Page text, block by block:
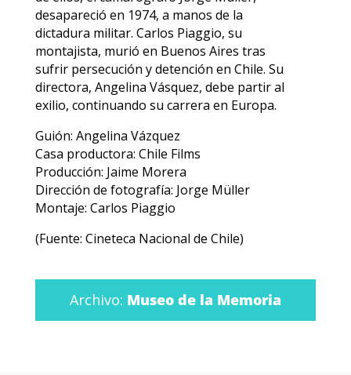
desapareció en 1974, a manos de la
dictadura militar. Carlos Piaggio, su
montajista, murió en Buenos Aires tras
sufrir persecución y detención en Chile. Su
directora, Angelina Vásquez, debe partir al
exilio, continuando su carrera en Europa.
Guión: Angelina Vázquez
Casa productora: Chile Films
Producción: Jaime Morera
Dirección de fotografía: Jorge Müller
Montaje: Carlos Piaggio
(Fuente: Cineteca Nacional de Chile)
Archivo: Museo de la Memoria